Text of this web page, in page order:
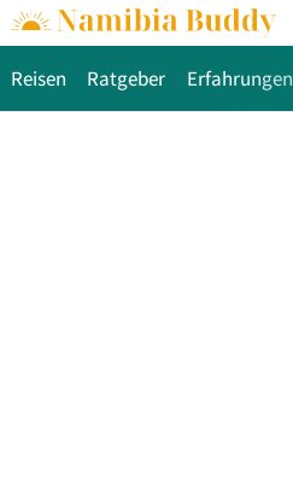
Reisen Ratgeber Erfahrungen